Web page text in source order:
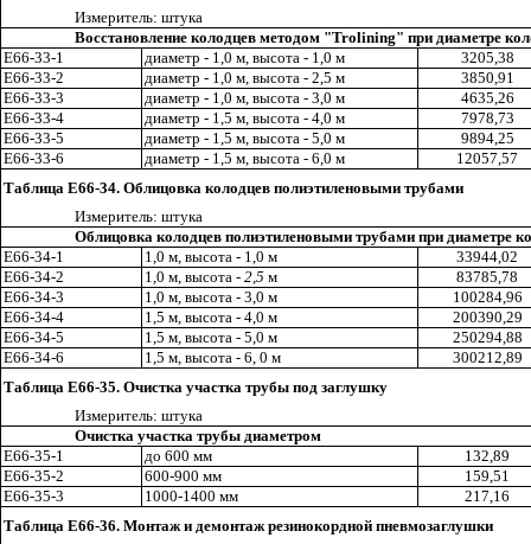
Измеритель: штука
Восстановление колодцев методом "Trolining" при диаметре
Е66-33-1
диаметр - 1,0 м,высота - 1,0 м 3205,38
Е66-33-2
диаметр - 1,0 м, высота - 2,5 м 3850,91
Е66-33-3
диаметр - 1,0 м, высота - 3,0 м
4635,26
Е66-33-4
диаметр - 1,5 м, высота - 4,0 м
7978,73
Е66-33-5
диаметр - 1,5 м, высота - 5,0 м
9894,25
Е66-33-6
диаметр - 1,5 м, высота - 6,0 м 12057,57
Таблица Е66-34. Облицовка колодцев полиэтиленовыми трубами
Измеритель: штука
Облицовка колодцев полиэтиленовыми трубами при диаметре
Е66-34-1
1,0 м, высота - 1,0 м
33944,02
Е66-34-2 1,0 м, высота - 2,5 м
83785,78
Е66-34-3
1,0 м, высота - 3,0 м 100284,96
Е66-34-4
1,5 м, высота - 4,0 м 200390,29
Е66-34-5
1,5 м, высота - 5,0 м 250294,88
Е66-34-6
1,5 м, высота - 6, 0 м
300212,89
Таблица Е66-35. Очистка участка трубы под заглушку
Измеритель: штука
Очистка участка трубы диаметром
Е66-35-1
до 600 мм 132,89
Е66-35-2
600-900 мм
159,51
Е66-35-3
1000-1400 мм 217,16
Таблица Е66-36. Монтаж и демонтаж резинокордной пневмозаглушки